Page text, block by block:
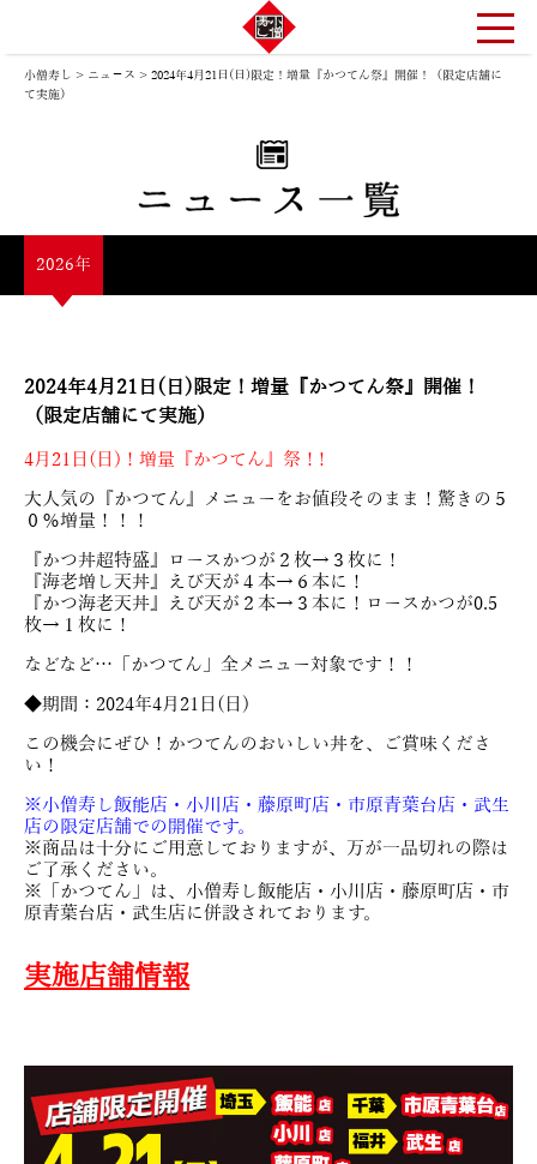
小僧寿し > ニュ－ス > 2024年4月21日(日)限定！増量『かつてん祭』開催！（限定店舗に
て実施）
2026年
2024年4月21日(日)限定！増量『かつてん祭』開催！
（限定店舗にて実施）
4月21日(日)！増量『かつてん』祭！!
大人気の『かつてん』メニューをお値段そのまま！驚きの５
０％増量！！！
『かつ丼超特盛』ロースかつが２枚→３枚に！
『海老増し天丼』えび天が４本→６本に！
『かつ海老天丼』えび天が２本→３本に！ロースかつが0.5
枚→１枚に！
などなど…「かつてん」全メニュー対象です！！
◆期間：2024年4月21日(日)
この機会にぜひ！かつてんのおいしい丼を、ご賞味くださ
い！
※小僧寿し飯能店・小川店・藤原町店・市原青葉台店・武生
店の限定店舗での開催です。
※商品は十分にご用意しておりますが、万が一品切れの際は
ご了承ください。
※「かつてん」は、小僧寿し飯能店・小川店・藤原町店・市
原青葉台店・武生店に併設されております。
実施店舗情報